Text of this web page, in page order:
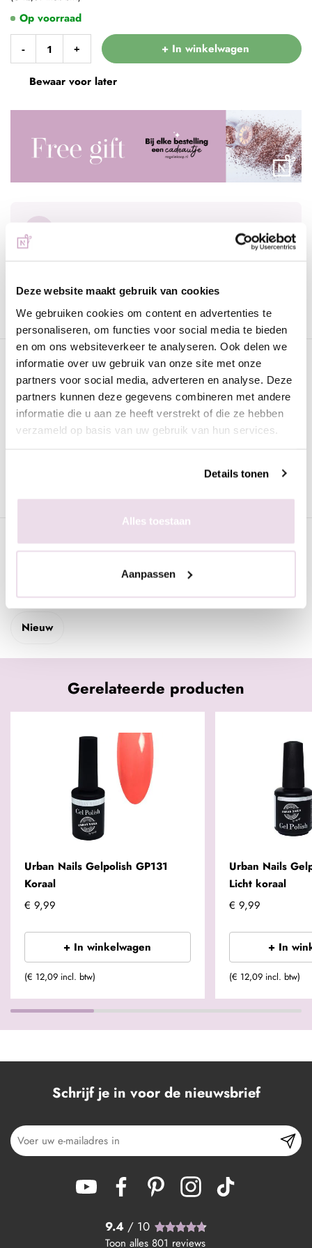
Deze website maakt gebruik van cookies
We gebruiken cookies om content en advertenties te
personaliseren, om functies voor social media te bieden
en om ons websiteverkeer te analyseren. Ook delen we
informatie over uw gebruik van onze site met onze
partners voor social media, adverteren en analyse. Deze
partners kunnen deze gegevens combineren met andere
informatie die u aan ze heeft verstrekt of die ze hebben
verzameld op basis van uw gebruik van hun services.
Details tonen
Alles toestaan
Aanpassen
- + + In winkelwagen
Bewaar voor later
= vandaag verzonden
Advies nodig?WhatsApp met onze specialisten
Op voorraad
Omschrijving
Urban Nails Gelpolish GP205
DeUrban Nails Gelpolish GP205is van de beste kwaliteit en
geschikt voor zowel de natuurlijke als de kunstnagel. Deze
een LED lamp (60 seconden). Iedere verpakking is voorzien
van een prettig kwastje zodat het strak aangebracht kan worden.
Specificaties
Gerelateerde pagina's
Nieuw
Gerelateerde producten
Urban Nails Gelpolish GP131
Koraal
€ 9,99
+ In winkelwagen
(€ 12,09 incl. btw)
Urban Nails
Licht koraal
€ 9,99
+ In
(€ 12,09 incl. btw)
Schrijf je in voor de nieuwsbrief
9.4 / 10
Toon alles 801 reviews